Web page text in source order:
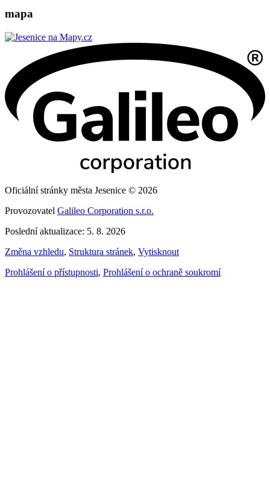
mapa
Oficiální stránky města Jesenice © 2026
Provozovatel Galileo Corporation s.r.o.
Poslední aktualizace: 5. 8. 2026
Změna vzhledu, Struktura stránek, Vytisknout
Prohlášení o přístupnosti, Prohlášení o ochraně soukromí